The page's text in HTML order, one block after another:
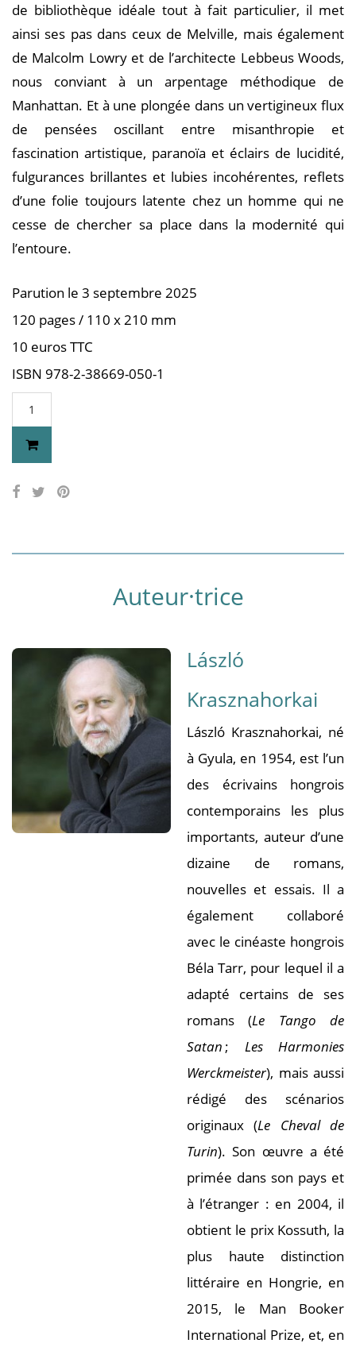
de bibliothèque idéale tout à fait particulier, il met
ainsi ses pas dans ceux de Melville, mais également
de Malcolm Lowry et de l’architecte Lebbeus Woods,
nous conviant à un arpentage méthodique de
Manhattan. Et à une plongée dans un vertigineux flux
de pensées oscillant entre misanthropie et
fascination artistique, paranoïa et éclairs de lucidité,
fulgurances brillantes et lubies incohérentes, reflets
d’une folie toujours latente chez un homme qui ne
cesse de chercher sa place dans la modernité qui
l’entoure.
Parution le 3 septembre 2025
120 pages / 110 x 210 mm
10 euros TTC
ISBN 978-2-38669-050-1
Auteur·trice
László
Krasznahorkai
László Krasznahorkai, né
à Gyula, en 1954, est l’un
des écrivains hongrois
contemporains les plus
importants, auteur d’une
dizaine de romans,
nouvelles et essais. Il a
également collaboré
avec le cinéaste hongrois
Béla Tarr, pour lequel il a
adapté certains de ses
romans (Le Tango de
Satan ; Les Harmonies
Werckmeister), mais aussi
rédigé des scénarios
originaux (Le Cheval de
Turin). Son œuvre a été
primée dans son pays et
à l’étranger : en 2004, il
obtient le prix Kossuth, la
plus haute distinction
littéraire en Hongrie, en
2015, le Man Booker
International Prize, et, en